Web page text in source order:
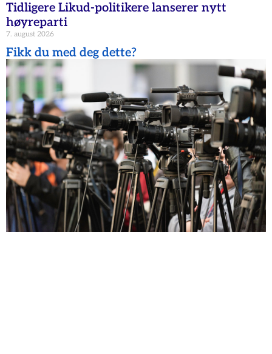
Tidligere Likud-politikere lanserer nytt
høyreparti
7. august 2026
Fikk du med deg dette?